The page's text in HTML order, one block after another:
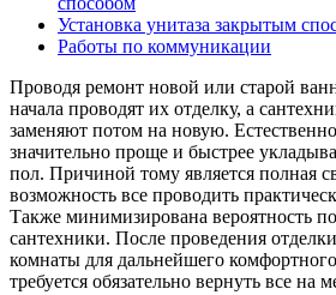
Установка унитаза закрытым
Работы по коммуникации
Проводя ремонт новой или старой
начала проводят их отделку, а
заменяют потом на новую.
значительно проще и быстрее
пол. Причиной тому является полная
возможность все проводить
Также минимизирована вероятность
сантехники. После проведения
комнаты для дальнейшего
требуется обязательно вернуть все на